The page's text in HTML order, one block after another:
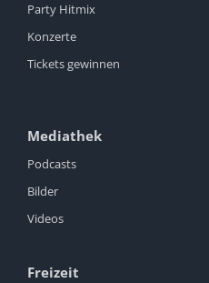
Party Hitmix
Konzerte
Tickets gewinnen
Mediathek
Podcasts
Bilder
Videos
Freizeit